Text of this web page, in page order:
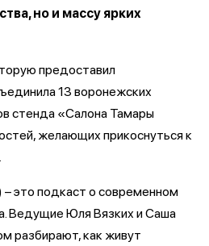
но и массу ярких
предоставил
13 воронежских
стенда «Салона Тамары
желающих прикоснуться к
– это подкаст о современном
Ведущие Юля Вязких и Саша
разбирают, как живут